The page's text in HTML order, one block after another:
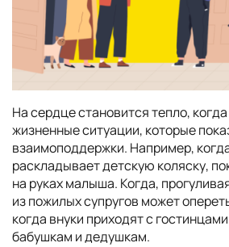
На сердце становится тепло,
жизненные ситуации, которые
взаимоподдержки. Например,
раскладывает детскую коляску,
на руках малыша. Когда,
из пожилых супругов может
когда внуки приходят с
бабушкам и дедушкам.